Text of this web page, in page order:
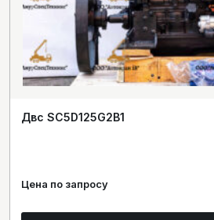
Двс SC5D125G2B1
Цена по запросу